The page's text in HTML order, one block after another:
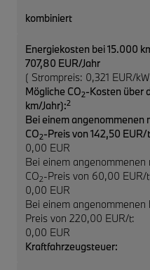
kombiniert
Energiekosten bei 15.000
707,80 EUR/Jahr
( Strompreis: 0,321 EUR/
Mögliche CO2-Kosten über
km/Jahr):2
Bei einem
CO2-Preis von 142,50 EUR/t
0,00 EUR
Bei einem
CO2-Preis von 60,00 EUR/
0,00 EUR
Bei einem angenommenen
Preis von 220,00 EUR/t:
0,00 EUR
Kraftfahrzeugsteuer: